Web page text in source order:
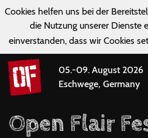
Cookies helfen uns bei der
die Nutzung unserer Dienste
einverstanden, dass wir Cookies
05.-09. August 2026
Eschwege, Germany
Open Flair